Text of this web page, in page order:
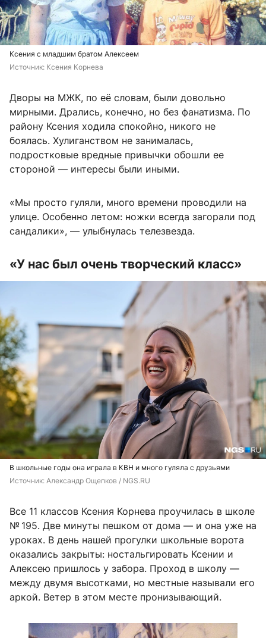
Ксения с младшим братом Алексеем
Источник: Ксения Корнева
Дворы на МЖК, по её словам, были довольно
мирными. Дрались, конечно, но без фанатизма. По
району Ксения ходила спокойно, никого не
боялась. Хулиганством не занималась,
подростковые вредные привычки обошли ее
стороной — интересы были иными.
«Мы просто гуляли, много времени проводили на
улице. Особенно летом: ножки всегда загорали под
сандалики», — улыбнулась телезвезда.
«У нас был очень творческий класс»
В школьные годы она играла в КВН и много гуляла с друзьями
Источник: Александр Ощепков / NGS.RU
Все 11 классов Ксения Корнева проучилась в школе
№ 195. Две минуты пешком от дома — и она уже на
уроках. В день нашей прогулки школьные ворота
оказались закрыты: ностальгировать Ксении и
Алексею пришлось у забора. Проход в школу —
между двумя высотками, но местные называли его
аркой. Ветер в этом месте пронизывающий.